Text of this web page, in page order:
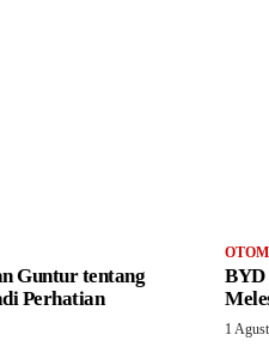
Guntur tentang
Perhatian
BYD
1